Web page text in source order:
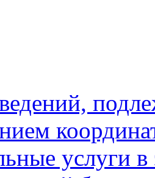
услуги в